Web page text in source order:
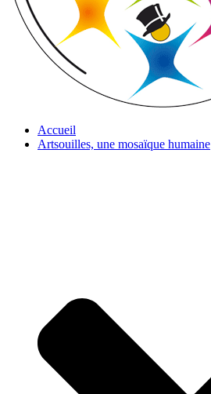
Accueil
Artsouilles, une mosaïque humaine